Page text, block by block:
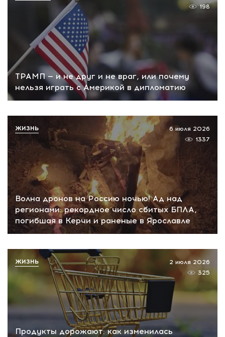
ТРАМП — и не друг и не враг, или почему
нельзя играть с Америкой в дипломатию
198
Волна дронов на Россию ночью! Ад над
регионами: рекордное число сбитых БПЛА,
погибшая в Керчи и раненые в Ярославле
6 июля 2026
1337
ЖИЗНЬ
Продукты дорожают: как изменилась
2 июля 2026
325
ЖИЗНЬ